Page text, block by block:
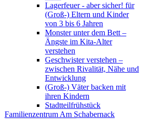
Lagerfeuer - aber sicher! für
(Groß-) Eltern und Kinder
von 3 bis 6 Jahren
Monster unter dem Bett –
Ängste im Kita-Alter
verstehen
Geschwister verstehen –
zwischen Rivalität, Nähe und
Entwicklung
(Groß-) Väter backen mit
ihren Kindern
Stadtteilfrühstück
Familienzentrum Am Schabernack